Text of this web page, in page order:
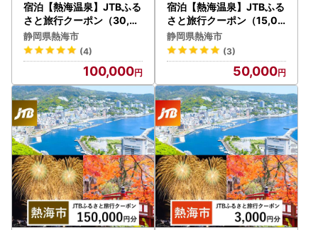
宿泊【熱海温泉】JTBふる
さと旅行クーポン（30,0
00円分）Eメール発行 宿
泊券
静岡県熱海市
(4)
100,000
宿泊【熱海温泉】JTBふる
さと旅行クーポン（15,00
0円分）Eメール発行 宿泊
券
静岡県熱海市
(3)
50,000